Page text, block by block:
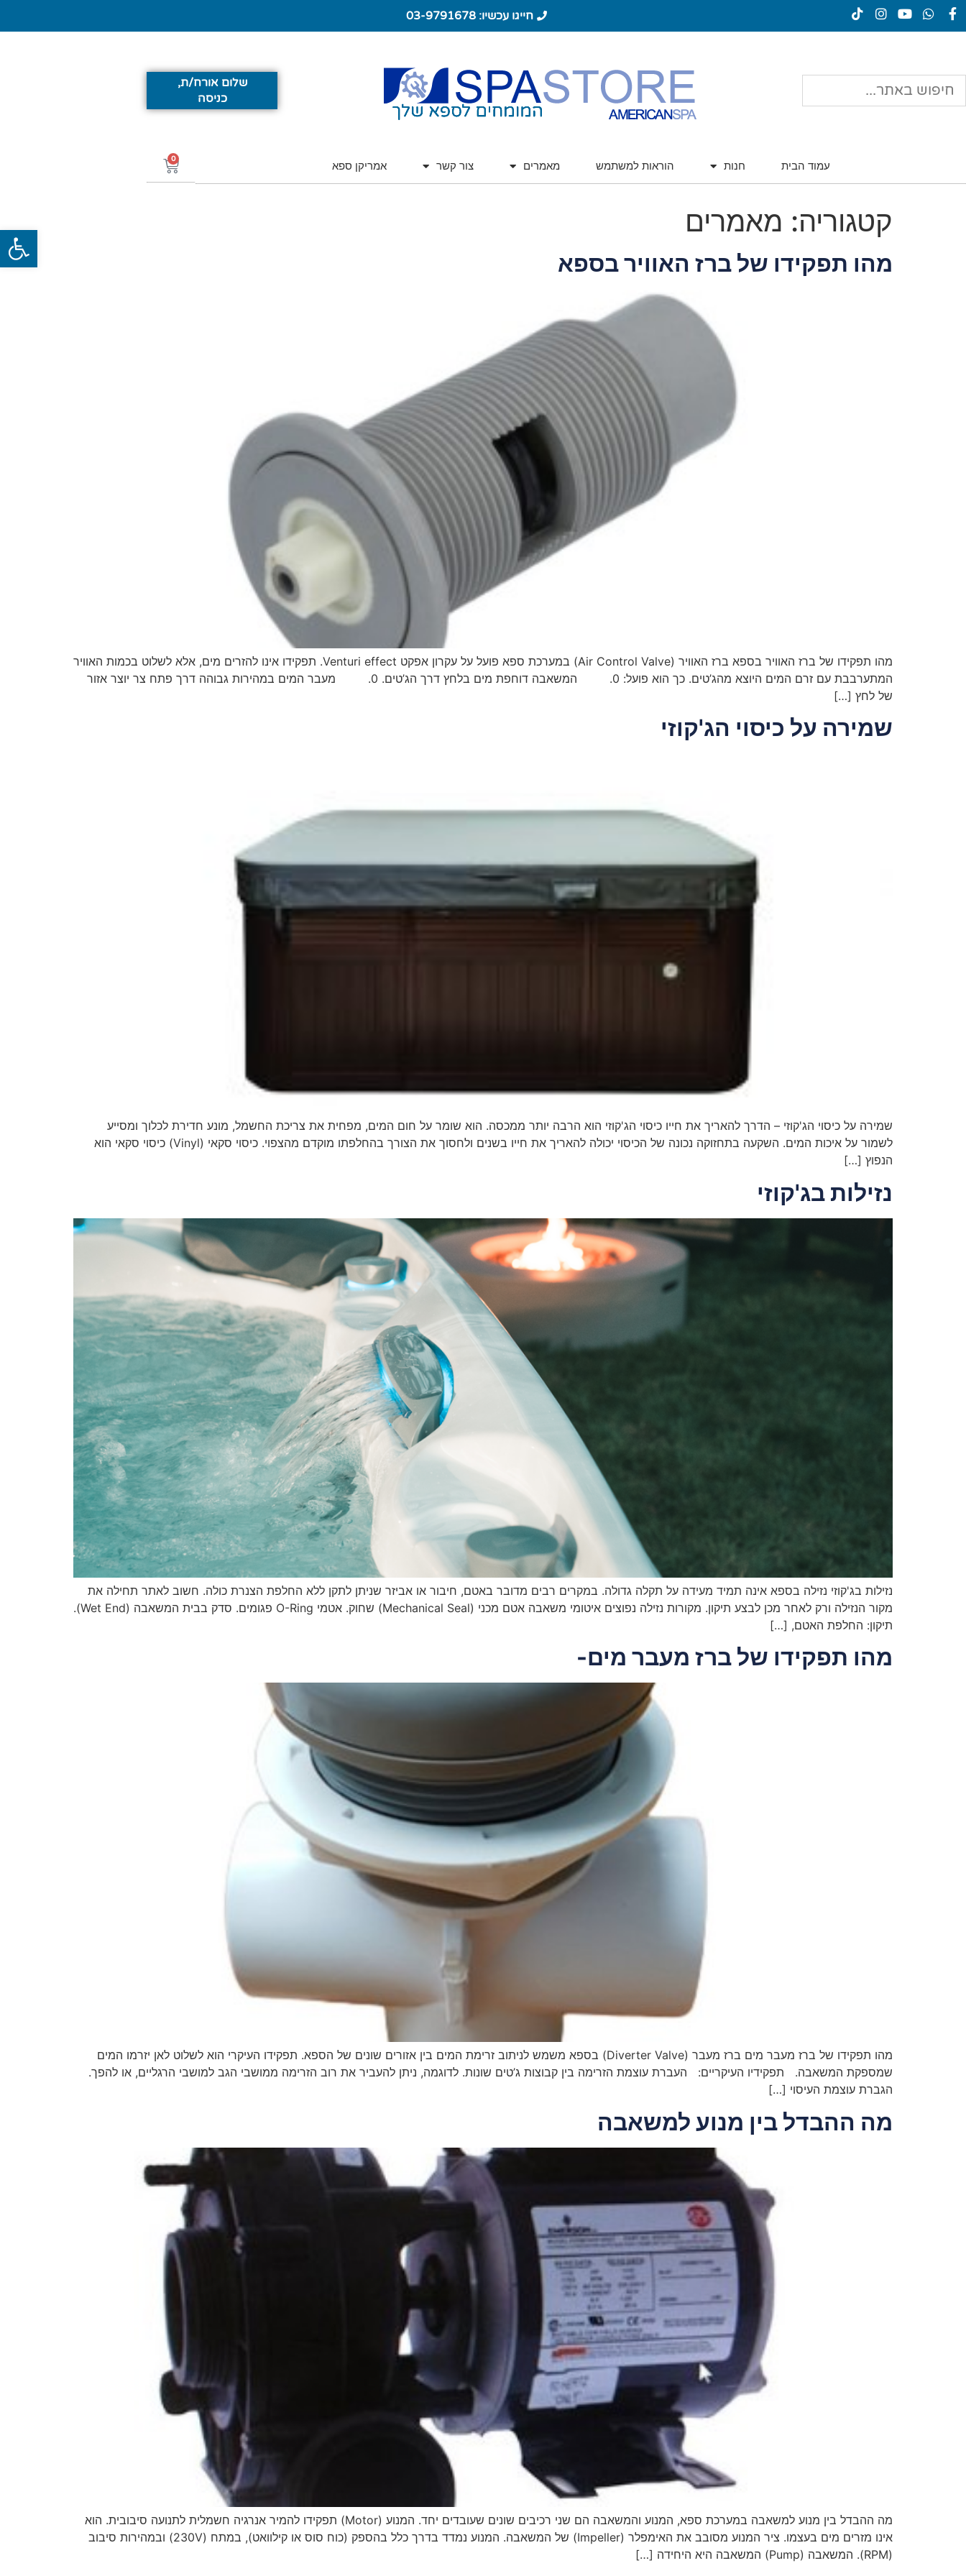
פתח
חייגו עכשיו: 03-9791678
שלום אורח/ת,
כניסה
עמוד הבית חנות הוראות למשתמש מאמרים צור קשר אמריקן ספא
0
קטגוריה: מאמרים
מהו תפקידו של ברז האוויר בספא
מהו תפקידו של ברז האוויר בספא ברז האוויר (Air Control Valve) במערכת ספא פועל על עקרון אפקט Venturi effect. תפקידו אינו להזרים מים, אלא לשלוט בכמות האוויר
המתערבבת עם זרם המים היוצא מהג’טים. כך הוא פועל: 0. המשאבה דוחפת מים בלחץ דרך הג’טים. 0. מעבר המים במהירות גבוהה דרך פתח צר יוצר אזור
של לחץ […]
שמירה על כיסוי הג'קוזי
שמירה על כיסוי הג'קוזי – הדרך להאריך את חייו כיסוי הג'קוזי הוא הרבה יותר ממכסה. הוא שומר על חום המים, מפחית את צריכת החשמל, מונע חדירת לכלוך ומסייע
לשמור על איכות המים. השקעה בתחזוקה נכונה של הכיסוי יכולה להאריך את חייו בשנים ולחסוך את הצורך בהחלפתו מוקדם מהצפוי. כיסוי סקאי (Vinyl) כיסוי סקאי הוא
הנפוץ […]
נזילות בג'קוזי
נזילות בג'קוזי נזילה בספא אינה תמיד מעידה על תקלה גדולה. במקרים רבים מדובר באטם, חיבור או אביזר שניתן לתקן ללא החלפת הצנרת כולה. חשוב לאתר תחילה את
מקור הנזילה ורק לאחר מכן לבצע תיקון. מקורות נזילה נפוצים איטומי משאבה אטם מכני (Mechanical Seal) שחוק. אטמי O-Ring פגומים. סדק בבית המשאבה (Wet End).
תיקון: החלפת האטם, […]
מהו תפקידו של ברז מעבר מים-
מהו תפקידו של ברז מעבר מים ברז מעבר (Diverter Valve) בספא משמש לניתוב זרימת המים בין אזורים שונים של הספא. תפקידו העיקרי הוא לשלוט לאן יזרמו המים
שמספקת המשאבה. תפקידיו העיקריים: העברת עוצמת הזרימה בין קבוצות ג’טים שונות. לדוגמה, ניתן להעביר את רוב הזרימה ממושבי הגב למושבי הרגליים, או להפך.
הגברת עוצמת העיסוי […]
מה ההבדל בין מנוע למשאבה
מה ההבדל בין מנוע למשאבה במערכת ספא, המנוע והמשאבה הם שני רכיבים שונים שעובדים יחד. המנוע (Motor) תפקידו להמיר אנרגיה חשמלית לתנועה סיבובית. הוא
אינו מזרים מים בעצמו. ציר המנוע מסובב את האימפלר (Impeller) של המשאבה. המנוע נמדד בדרך כלל בהספק (כוח סוס או קילוואט), במתח (230V) ובמהירות סיבוב
(RPM). המשאבה (Pump) המשאבה היא היחידה […]